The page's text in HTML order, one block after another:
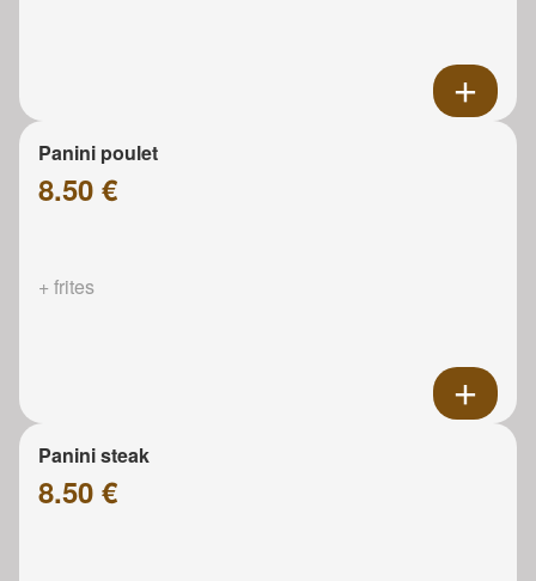
Panini poulet
8.50 €
+ frites
Panini steak
8.50 €